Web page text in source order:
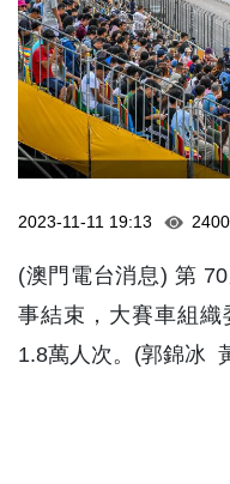
2023-11-11 19:13 2400
(澳門電台消息) 第
事結束，大賽車組
1.8萬人次。(郭錦冰